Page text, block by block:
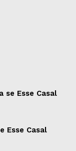
se Esse Casal
Esse Casal